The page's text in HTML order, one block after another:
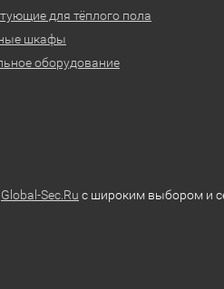
для тёплого пола
шкафы
оборудование
Global-Sec.Ru с широким выбором и